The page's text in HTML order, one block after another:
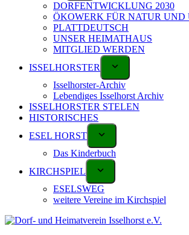
DORFENTWICKLUNG 2030
ÖKOWERK FÜR NATUR UND
PLATTDEUTSCH
UNSER HEIMATHAUS
MITGLIED WERDEN
ISSELHORSTER
Isselhorster-Archiv
Lebendiges Isselhorst Archiv
ISSELHORSTER STELEN
HISTORISCHES
ESEL HORST
Das Kinderbuch
KIRCHSPIEL
ESELSWEG
weitere Vereine im Kirchspiel